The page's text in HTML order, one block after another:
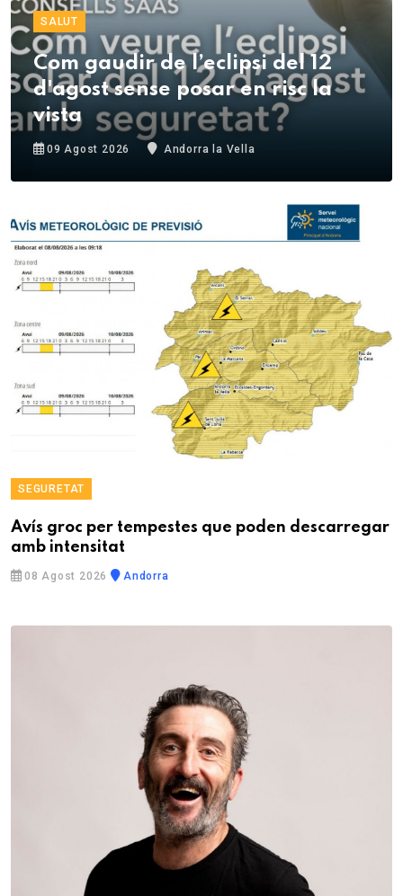
SALUT
Com gaudir de l’eclipsi del 12
d'agost sense posar en risc la
vista
09 Agost 2026 Andorra la Vella
SEGURETAT
Avís groc per tempestes que poden descarregar
amb intensitat
08 Agost 2026 Andorra